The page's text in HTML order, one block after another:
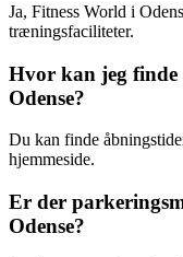
Ja, Fitness World i
træningsfaciliteter.
Hvor kan jeg finde
Odense?
Du kan finde
hjemmeside.
Er der
Odense?